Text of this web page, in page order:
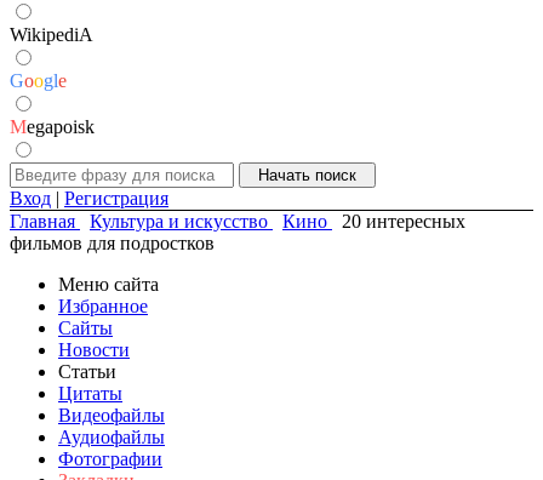
WikipediA
Google
Megapoisk
Вход | Регистрация
Главная
Культура и искусство Кино
20 интересных
фильмов для подростков
Меню сайта
Избранное
Сайты
Новости
Статьи
Цитаты
Видеофайлы
Аудиофайлы
Фотографии